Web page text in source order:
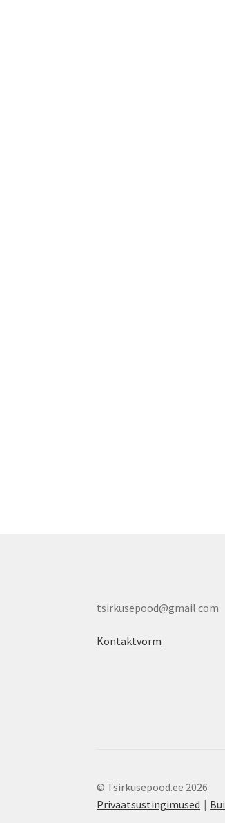
tsirkusepood@gmail.com
Kontaktvorm
© Tsirkusepood.ee 2026
Privaatsustingimused